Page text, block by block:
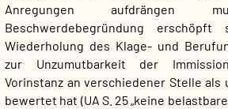
Anregungen aufdrängen
Beschwerdebegründung
Wiederholung des Klage- und
zur Unzumutbarkeit der
Vorinstanz an verschiedener Stelle
bewertet hat (UA S. 25 „keine